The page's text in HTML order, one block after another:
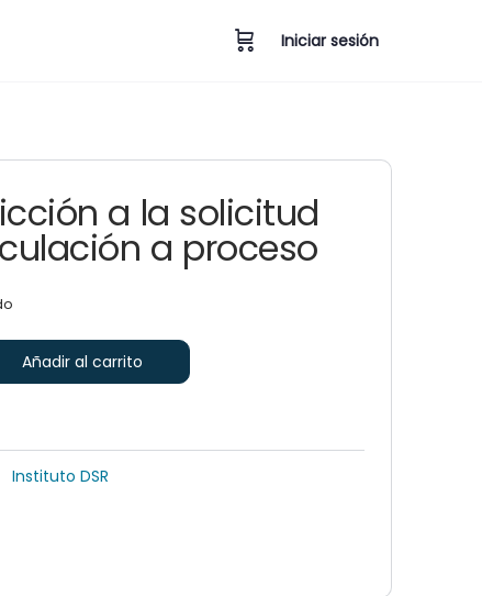
Iniciar sesión
a la solicitud
a proceso
Añadir al carrito
Instituto DSR